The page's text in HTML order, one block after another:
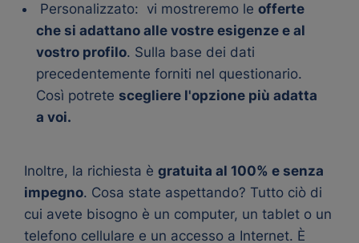
Personalizzato: vi mostreremo le offerte
che si adattano alle vostre esigenze e al
vostro profilo. Sulla base dei dati
precedentemente forniti nel questionario.
Così potrete scegliere l'opzione più adatta
a voi.
Inoltre, la richiesta è gratuita al 100% e senza
impegno. Cosa state aspettando? Tutto ciò di
cui avete bisogno è un computer, un tablet o un
telefono cellulare e un accesso a Internet. È